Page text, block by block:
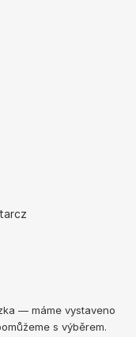
— máme vystaveno
s výběrem.